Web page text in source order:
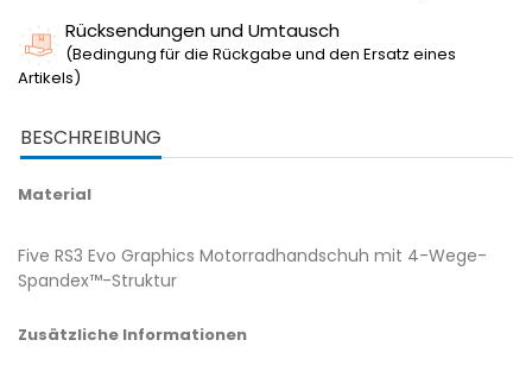
Rücksendungen und Umtausch
(Bedingung für die Rückgabe und den Ersatz eines
Artikels)
BESCHREIBUNG
Material
Five RS3 Evo Graphics Motorradhandschuh mit 4-Wege-
Spandex™-Struktur
Zusätzliche Informationen